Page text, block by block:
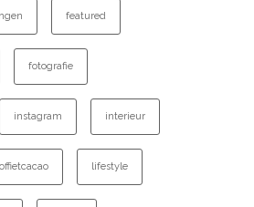
featured
fotografie
instagram interieur
lifestyle